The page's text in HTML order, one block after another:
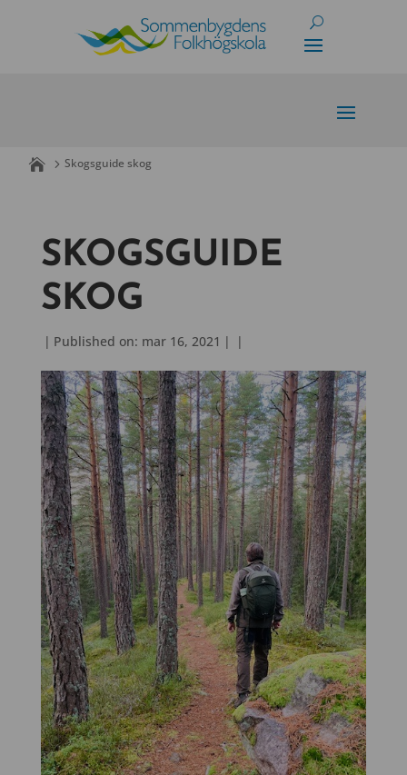
Skogsguide skog
SKOGSGUIDE
SKOG
| Published on: mar 16, 2021 | |